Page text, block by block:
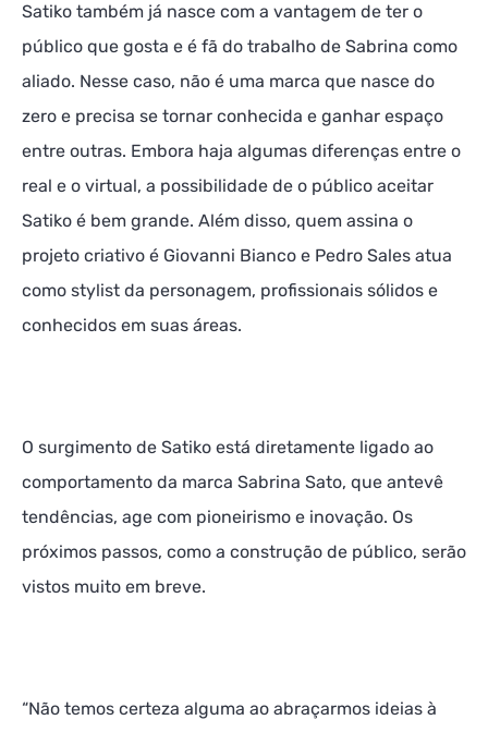
Satiko também já nasce com a vantagem de ter o
público que gosta e é fã do trabalho de Sabrina como
aliado. Nesse caso, não é uma marca que nasce do
zero e precisa se tornar conhecida e ganhar espaço
entre outras. Embora haja algumas diferenças entre o
real e o virtual, a possibilidade de o público aceitar
Satiko é bem grande. Além disso, quem assina o
projeto criativo é Giovanni Bianco e Pedro Sales atua
como stylist da personagem, profissionais sólidos e
conhecidos em suas áreas.
O surgimento de Satiko está diretamente ligado ao
comportamento da marca Sabrina Sato, que antevê
tendências, age com pioneirismo e inovação. Os
próximos passos, como a construção de público, serão
vistos muito em breve.
“Não temos certeza alguma ao abraçarmos ideias à